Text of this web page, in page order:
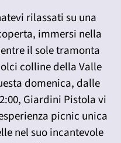
rilassati su una
immersi nella
il sole tramonta
colline della Valle
domenica, dalle
Giardini Pistola vi
picnic unica
nel suo incantevole